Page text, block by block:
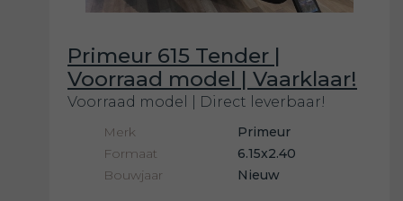
Primeur 615 Tender |
Voorraad model | Vaarklaar!
Voorraad model | Direct leverbaar!
Merk
Primeur
Formaat
6.15x2.40
Bouwjaar
Nieuw